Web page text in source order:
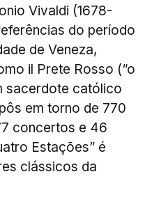
Vivaldi (1678-
do período
de Veneza,
il Prete Rosso (“o
sacerdote católico
em torno de 770
concertos e 46
Estações” é
clássicos da